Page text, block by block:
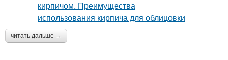
читать дальше →